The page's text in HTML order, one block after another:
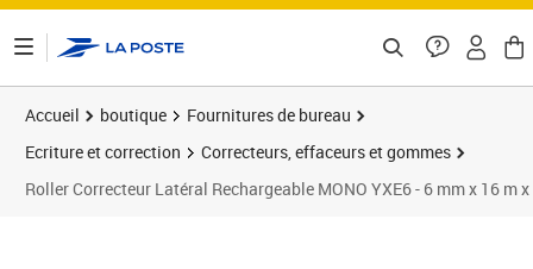
Accueil boutique
Fournitures de bureau
Ecriture et correction
Correcteurs, effaceurs et gommes
Roller Correcteur Latéral Rechargeable MONO YXE6 - 6 mm x 16 m x